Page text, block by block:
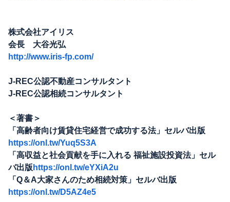
株式会社アイリス
会長 大谷光弘
http://www.iris-fp.com/
J-REC公認不動産コンサルタント
J-REC公認相続コンサルタント
＜著書＞
「高齢者向け賃貸住宅経営で成功する法」セルバ出版
https://onl.tw/Yuq5S3A
「高収益と社会貢献を手に入れる 福祉施設投資法」セル
バ出版 https://onl.tw/eYXiA2u
「Q＆A大家さんのため相続対策」セルバ出版
https://onl.tw/D5AZ4e5